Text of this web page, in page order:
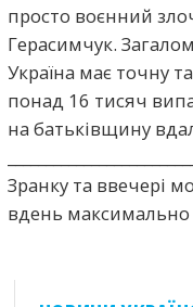
просто воєнний
Герасимчук.
Україна має точну
понад 16 тисяч
на батьківщину
Зранку та ввечері
вдень максимально